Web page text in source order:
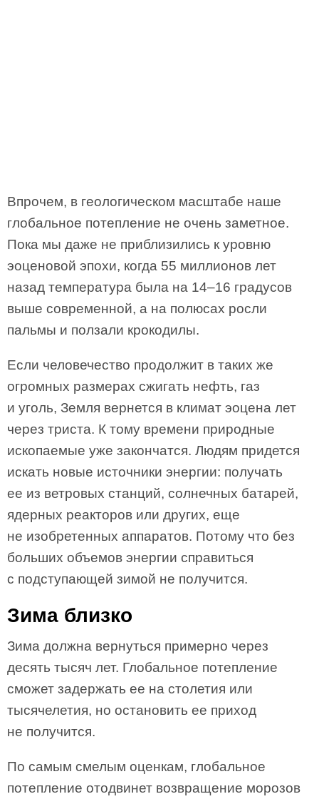
Впрочем, в геологическом масштабе наше
глобальное потепление не очень заметное.
Пока мы даже не приблизились к уровню
эоценовой эпохи, когда 55 миллионов лет
назад температура была на 14–16 градусов
выше современной, а на полюсах росли
пальмы и ползали крокодилы.
Если человечество продолжит в таких же
огромных размерах сжигать нефть, газ
и уголь, Земля вернется в климат эоцена лет
через триста. К тому времени природные
ископаемые уже закончатся. Людям придется
искать новые источники энергии: получать
ее из ветровых станций, солнечных батарей,
ядерных реакторов или других, еще
не изобретенных аппаратов. Потому что без
больших объемов энергии справиться
с подступающей зимой не получится.
Зима близко
Зима должна вернуться примерно через
десять тысяч лет. Глобальное потепление
сможет задержать ее на столетия или
тысячелетия, но остановить ее приход
не получится.
По самым смелым оценкам, глобальное
потепление отодвинет возвращение морозов